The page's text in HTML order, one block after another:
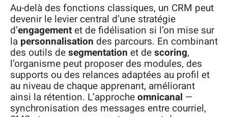
Au-delà des fonctions classiques, un CRM peut
devenir le levier central d’une stratégie
d’engagementet de fidélisation si l’on mise sur
la personnalisation des parcours. En combinant
des outils desegmentation et descoring,
l’organisme peut proposer des modules, des
supports ou des relances adaptées au profil et
au niveau de chaque apprenant, améliorant
ainsi la rétention. L’approcheomnicanal —
synchronisation des messages entre courriel,